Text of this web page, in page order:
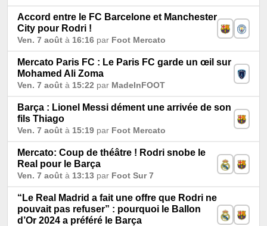
Accord entre le FC Barcelone et Manchester
City pour Rodri !
Ven. 7 août à 16:16 par Foot Mercato
Mercato Paris FC : Le Paris FC garde un œil sur
Mohamed Ali Zoma
Ven. 7 août à 15:22 par MadeInFOOT
Barça : Lionel Messi dément une arrivée de son
fils Thiago
Ven. 7 août à 15:19 par Foot Mercato
Mercato: Coup de théâtre ! Rodri snobe le
Real pour le Barça
Ven. 7 août à 13:13 par Foot Sur 7
“Le Real Madrid a fait une offre que Rodri ne
pouvait pas refuser” : pourquoi le Ballon
d’Or 2024 a préféré le Barça